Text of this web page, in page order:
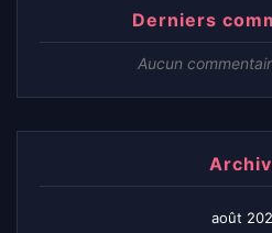
Derniers
Aucun
août